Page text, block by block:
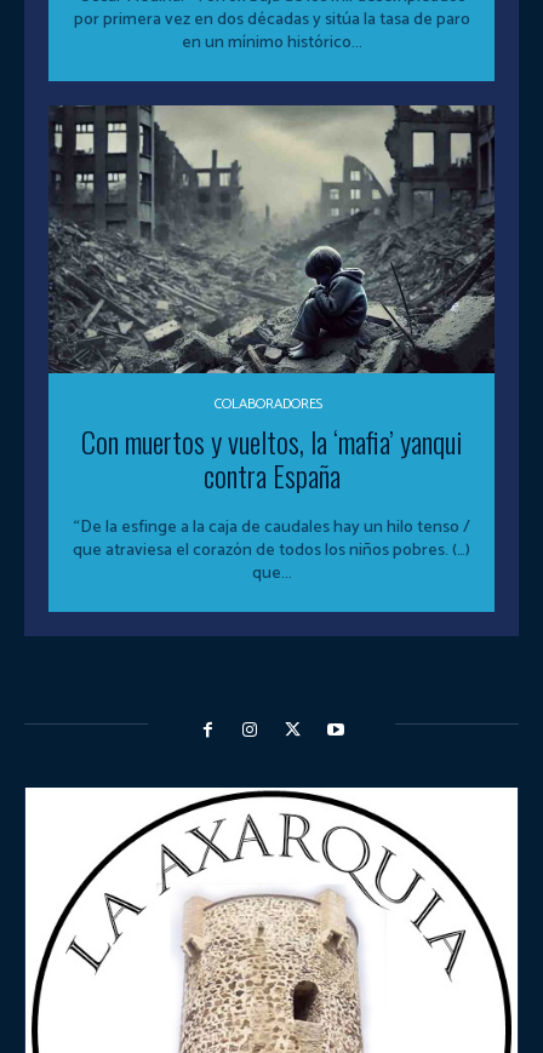
por primera vez en dos décadas y sitúa la tasa de paro
en un mínimo histórico...
COLABORADORES
Con muertos y vueltos, la ‘mafia’ yanqui
contra España
“De la esfinge a la caja de caudales hay un hilo tenso /
que atraviesa el corazón de todos los niños pobres. (…)
que...